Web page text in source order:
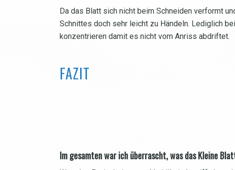
Da das Blatt sich nicht beim Schneiden verformt
Schnittes doch sehr leicht zu Händeln. Lediglich
konzentrieren damit es nicht vom Anriss abdriftet.
FAZIT
Im gesamten war ich überrascht, was das Kleine